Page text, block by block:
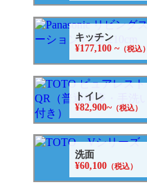
キッチン
¥177,100 ~（税込）
トイレ
¥82,900~（税込）
洗面
¥60,100 （税込）